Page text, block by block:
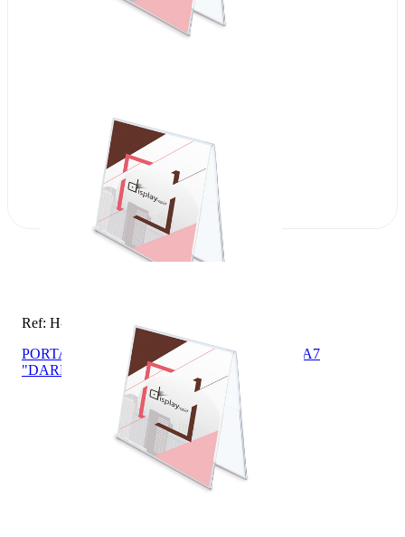
Ref: H-413
PORTAGRAFICA PVC DUO HORIZONTAL A7
"DARLOT"